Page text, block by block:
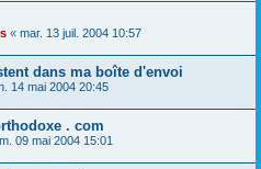
« mar. 13 juil. 2004 10:57
dans ma boîte d'envoi
14 mai 2004 20:45
. com
09 mai 2004 15:01